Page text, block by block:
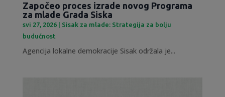
Započeo proces izrade novog Programa
za mlade Grada Siska
svi 27, 2026| Sisak za mlade: Strategija za bolju
budućnost
Agencija lokalne demokracije Sisak održala je...